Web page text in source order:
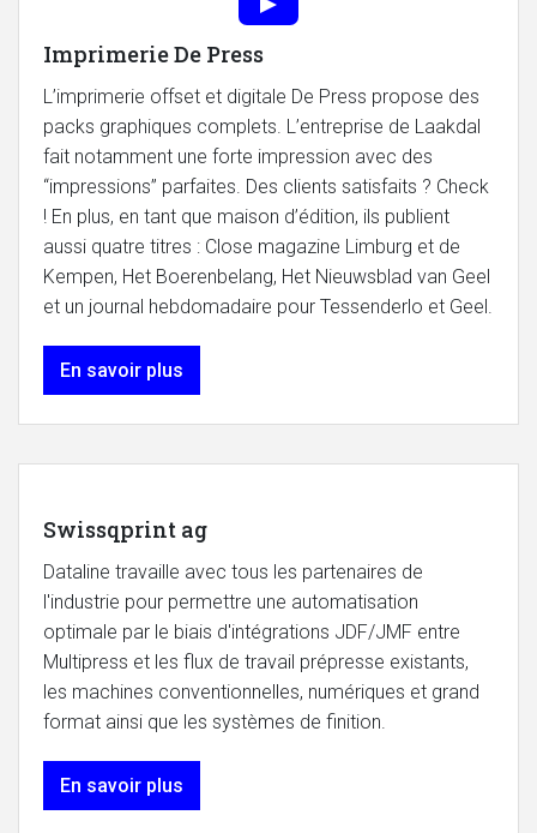
Imprimerie De Press
L’imprimerie offset et digitale De Press propose des
packs graphiques complets. L’entreprise de Laakdal
fait notamment une forte impression avec des
“impressions” parfaites. Des clients satisfaits ? Check
! En plus, en tant que maison d’édition, ils publient
aussi quatre titres : Close magazine Limburg et de
Kempen, Het Boerenbelang, Het Nieuwsblad van Geel
et un journal hebdomadaire pour Tessenderlo et Geel.
En savoir plus
Swissqprint ag
Dataline travaille avec tous les partenaires de
l'industrie pour permettre une automatisation
optimale par le biais d'intégrations JDF/JMF entre
Multipress et les flux de travail prépresse existants,
les machines conventionnelles, numériques et grand
format ainsi que les systèmes de finition.
En savoir plus